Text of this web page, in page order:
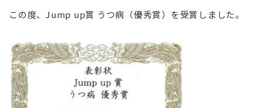
この度、Jump up賞 うつ病（優秀賞）を受賞しました。